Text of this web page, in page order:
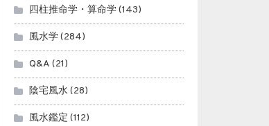
四柱推命学・算命学(143)
風水学(284)
Q&A (21)
陰宅風水(28)
風水鑑定 (112)